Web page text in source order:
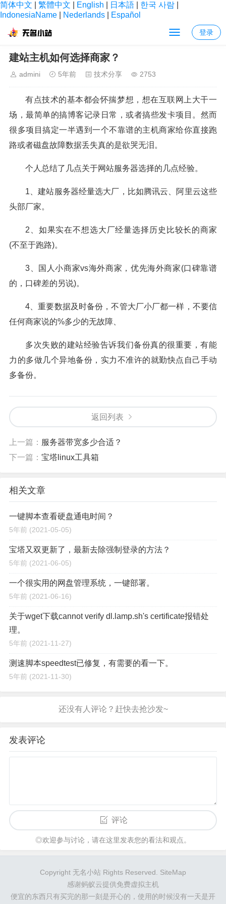
简体中文 繁體中文 English 日本語 한국 사람
IndonesiaName
Nederlands Español
登录
当前位置：首页
建站主机如何选择商家？
admini 5年前 技术分享 2753
有点技术的基本都会怀揣梦想，想在互联网上大干一
场，最简单的搞博客记录日常，或者搞些发卡项目。然而
很多项目搞定一半遇到一个不靠谱的主机商家给你直接跑
路或者磁盘故障数据丢失真的是欲哭无泪。
个人总结了几点关于网站服务器选择的几点经验。
1、建站服务器经量选大厂，比如腾讯云、阿里云这些
头部厂家。
2、如果实在不想选大厂经量选择历史比较长的商家
(不至于跑路)。
3、国人小商家vs海外商家，优先海外商家(口碑靠谱
的，口碑差的另说)。
4、重要数据及时备份，不管大厂小厂都一样，不要信
任何商家说的%多少的无故障、
多次失败的建站经验告诉我们备份真的很重要，有能
力的多做几个异地备份，实力不准许的就勤快点自己手动
多备份。
返回列表
上一篇： 服务器带宽多少合适？
下一篇： 宝塔linux工具箱
相关文章
一键脚本查看硬盘通电时间？
5年前 (2021-05-05)
宝塔又双更新了，最新去除强制登录的方法？
5年前 (2021-06-05)
一个很实用的网盘管理系统，一键部署。
5年前 (2021-06-16)
关于wget下载cannot verify dl.lamp.sh's certificate报错处
理。
5年前 (2021-11-27)
测速脚本speedtest已修复，有需要的看一下。
5年前 (2021-11-30)
发表评论
评论
◎欢迎参与讨论，请在这里发表您的看法和观点。
Copyright 无名小站 Rights Reserved. SiteMap
感谢蚂蚁云提供免费虚拟主机
便宜的东西只有买完的那一刻是开心的，使用的时候没有一天是开